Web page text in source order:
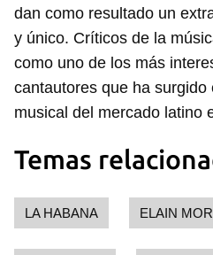
dan como resultado un
y único. Críticos de la
como uno de los más
cantautores que ha surgido
musical del mercado latino
Temas
LA HABANA ELAIN